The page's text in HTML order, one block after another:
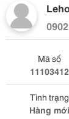
Mã số
11103412
Tình trạng
Hàng mới